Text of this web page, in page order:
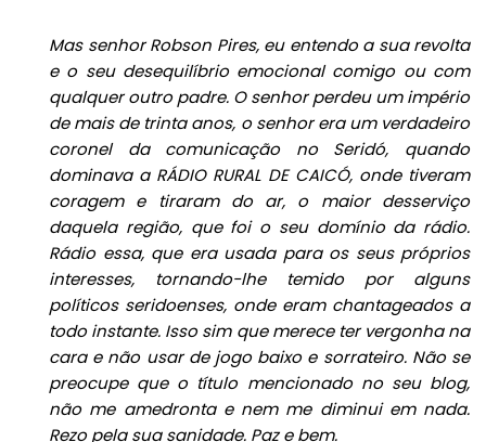
Mas senhor Robson Pires, eu entendo a sua revolta
e o seu desequilíbrio emocional comigo ou com
qualquer outro padre. O senhor perdeu um império
de mais de trinta anos, o senhor era um verdadeiro
coronel da comunicação no Seridó, quando
dominava a RÁDIO RURAL DE CAICÓ, onde tiveram
coragem e tiraram do ar, o maior desserviço
daquela região, que foi o seu domínio da rádio.
Rádio essa, que era usada para os seus próprios
interesses, tornando-lhe temido por alguns
políticos seridoenses, onde eram chantageados a
todo instante. Isso sim que merece ter vergonha na
cara e não usar de jogo baixo e sorrateiro. Não se
preocupe que o título mencionado no seu blog,
não me amedronta e nem me diminui em nada.
Rezo pela sua sanidade. Paz e bem.